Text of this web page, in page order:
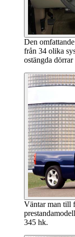
Den
från 34 olika
ostängda
Väntar man till
345 hk.